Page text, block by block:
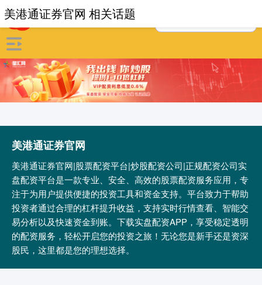
美港通证券官网
美港通证券官网|股票配资平台|炒股配资公司|正规配资公司实
盘配资平台是一款专业、安全、高效的股票配资服务应用，专
注于为用户提供便捷的投资工具和资金支持。平台致力于帮助
投资者通过合理的杠杆提升收益，支持实时行情查看、智能交
易分析以及快速资金到账。下载实盘配资APP，享受稳定透明
的配资服务，轻松开启您的投资之旅！无论您是新手还是资深
股民，这里都是您的理想选择。
美港通证券官网 相关话题